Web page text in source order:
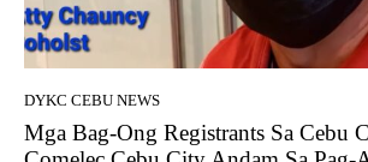
DYKC CEBU NEWS
Mga Bag-Ong Registrants Sa Cebu